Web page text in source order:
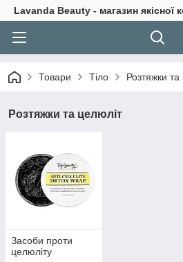
Lavanda Beauty - магазин якісної
Товари Тіло Розтяжки та
Розтяжки та целюліт
Засоби проти
целюліту